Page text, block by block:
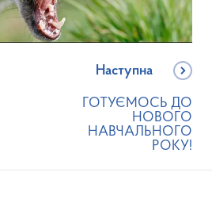
Наступна
ГОТУЄМОСЬ ДО
НОВОГО
НАВЧАЛЬНОГО
РОКУ!